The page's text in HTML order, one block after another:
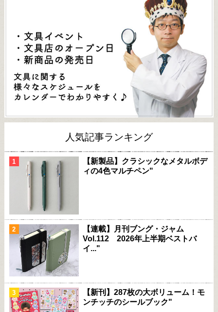
人気記事ランキング
【新製品】クラシックなメタルボデ
ィの4色マルチペン"
【連載】月刊ブング・ジャム
Vol.112 2026年上半期ベストバ
イ..."
【新刊】287枚の大ボリューム！モ
ンチッチのシールブック"